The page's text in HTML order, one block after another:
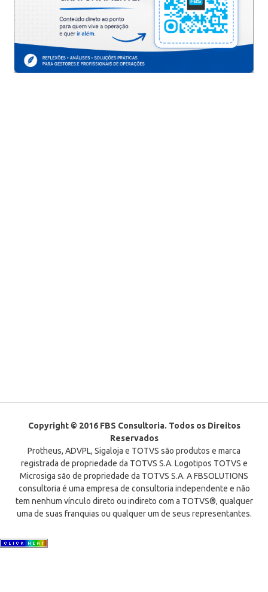
Copyright © 2016 FBS Consultoria. Todos os Direitos
Reservados
Protheus, ADVPL, Sigaloja e TOTVS são produtos e marca
registrada de propriedade da TOTVS S.A. Logotipos TOTVS e
Microsiga são de propriedade da TOTVS S.A. A FBSOLUTIONS
consultoria é uma empresa de consultoria independente e não
tem nenhum vínculo direto ou indireto com a TOTVS®, qualquer
uma de suas franquias ou qualquer um de seus representantes.